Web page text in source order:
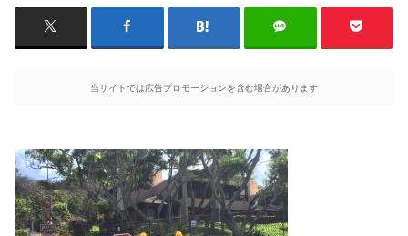
当サイトでは広告プロモーションを含む場合があります